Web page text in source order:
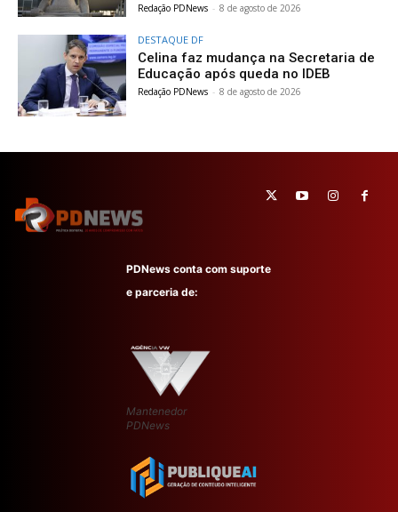
Redação PDNews - 8 de agosto de 2026
DESTAQUE DF
Celina faz mudança na Secretaria de
Educação após queda no IDEB
Redação PDNews - 8 de agosto de 2026
PDNews conta com suporte
e parceria de:
Mantenedor
PDNews